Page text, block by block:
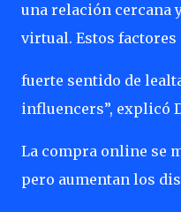
una relación cercana
virtual. Estos
fuerte sentido de
influencers”, explicó
La compra online se
pero aumentan los